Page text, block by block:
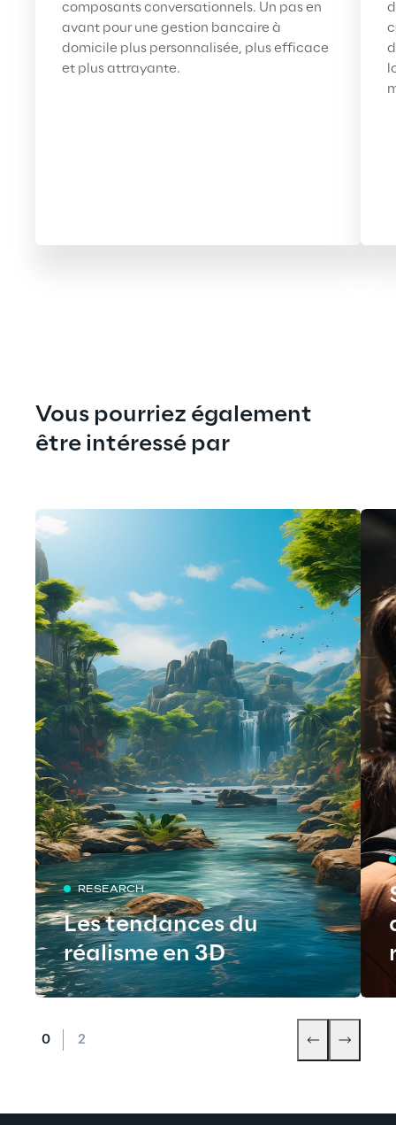
composants conversationnels. Un pas en
avant pour une gestion bancaire à
domicile plus personnalisée, plus efficace
et plus attrayante.
Vous pourriez également
être intéressé par
RESEARCH
Les tendances du
réalisme en 3D